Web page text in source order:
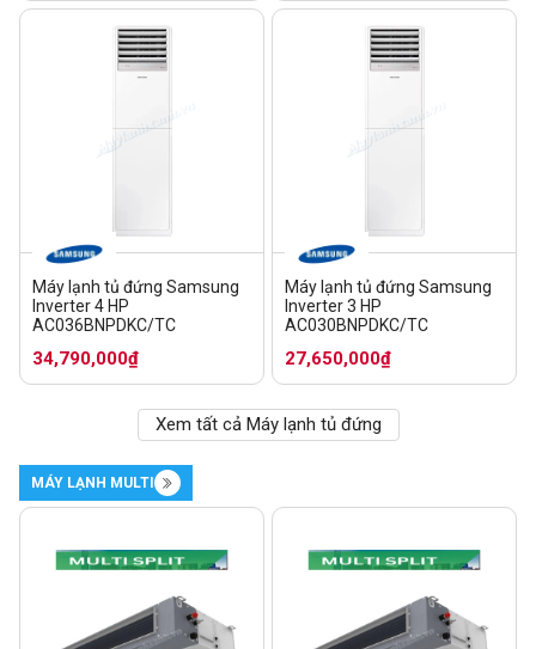
Máy lạnh tủ đứng Samsung
Inverter 4 HP
AC036BNPDKC/TC
34,790,000₫
Máy lạnh tủ đứng Samsung
Inverter 3 HP
AC030BNPDKC/TC
27,650,000₫
Xem tất cả Máy lạnh tủ đứng
MÁY LẠNH MULTI